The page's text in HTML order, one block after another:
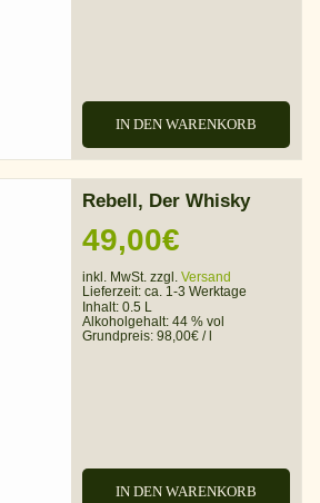
IN DEN WARENKORB
Rebell, Der Whisky
49,00€
inkl. MwSt. zzgl. Versand
Lieferzeit: ca. 1-3 Werktage
Inhalt: 0.5 L
Alkoholgehalt: 44 % vol
Grundpreis: 98,00€ /
IN DEN WARENKORB